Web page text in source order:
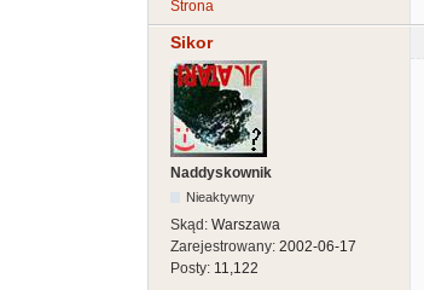
Strona
Sikor
Naddyskownik
Nieaktywny
Skąd: Warszawa
Zarejestrowany: 2002-06-17
Posty: 11,122